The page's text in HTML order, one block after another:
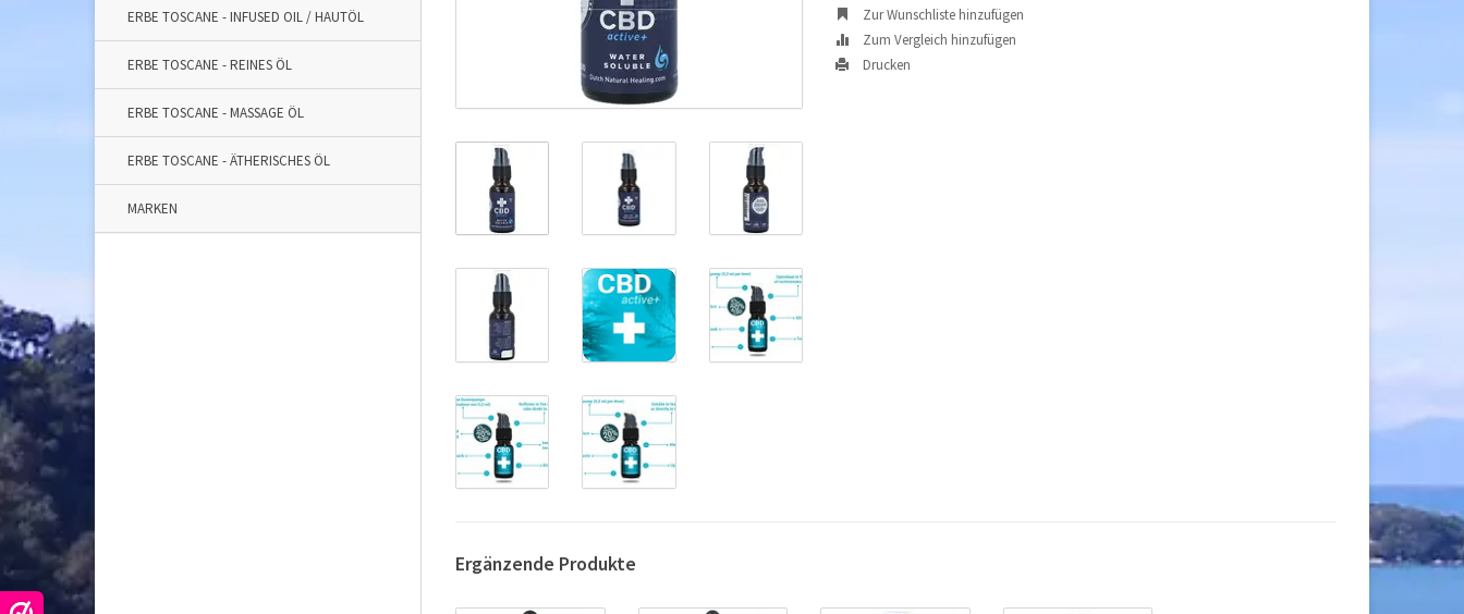
ERBE TOSCANE - INFUSED OIL / HAUTÖL
ERBE TOSCANE - REINES ÖL
ERBE TOSCANE - MASSAGE ÖL
ERBE TOSCANE - ÄTHERISCHES ÖL
MARKEN
Zur Wunschliste hinzufügen
Zum Vergleich hinzufügen
Drucken
Ergänzende Produkte